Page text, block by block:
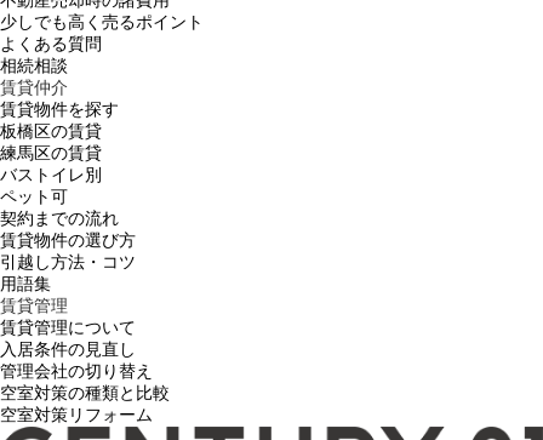
少しでも高く売るポイント
よくある質問
相続相談
賃貸仲介
賃貸物件を探す
板橋区の賃貸
練馬区の賃貸
バストイレ別
ペット可
契約までの流れ
賃貸物件の選び方
引越し方法・コツ
用語集
賃貸管理
賃貸管理について
入居条件の見直し
管理会社の切り替え
空室対策の種類と比較
空室対策リフォーム